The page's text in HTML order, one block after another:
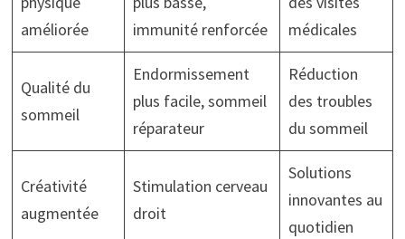
améliorée
immunité renforcée
médicales
Qualité du
sommeil
Endormissement
plus facile, sommeil
réparateur
Réduction
des troubles
du sommeil
Créativité
augmentée
Stimulation cerveau
droit
Solutions
innovantes au
quotidien